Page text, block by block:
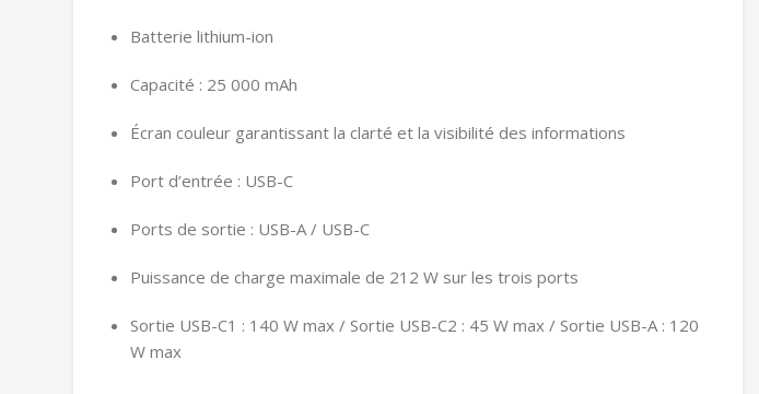
Batterie lithium-ion
Capacité : 25 000 mAh
Écran couleur garantissant la clarté et la visibilité des informations
Port d’entrée : USB-C
Ports de sortie : USB-A / USB-C
Puissance de charge maximale de 212 W sur les trois ports
Sortie USB-C1 : 140 W max / Sortie USB-C2 : 45 W max / Sortie USB-A : 120
W max